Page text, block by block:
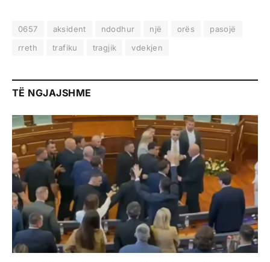
0657 aksident ndodhur një orës
pasojë
rreth
trafiku tragjik vdekjen
TË NGJAJSHME